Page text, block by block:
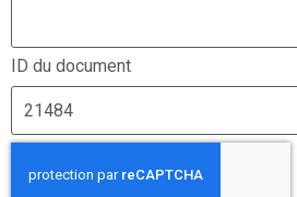
ID du document